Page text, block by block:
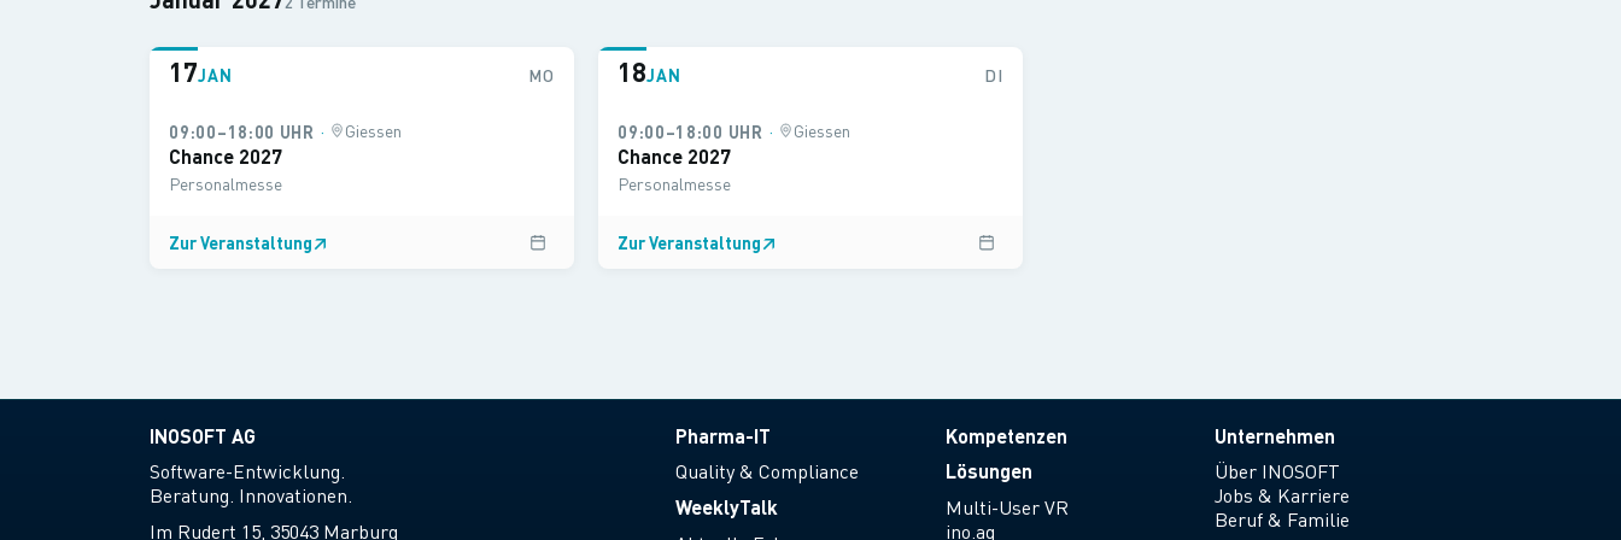
17JAN MO
09:00–18:00 UHR · Giessen
Chance 2027
Personalmesse
Zur Veranstaltung↗
18JAN DI
09:00–18:00 UHR · Giessen
Chance 2027
Personalmesse
Zur Veranstaltung↗
INOSOFT AG
Software-Entwicklung.
Beratung. Innovationen.
Im Rudert 15, 35043 Marburg
Pharma-IT
Quality & Compliance
WeeklyTalk
Kompetenzen
Lösungen
Multi-User VR
ino.ag
Unternehmen
Über INOSOFT
Jobs & Karriere
Beruf & Familie